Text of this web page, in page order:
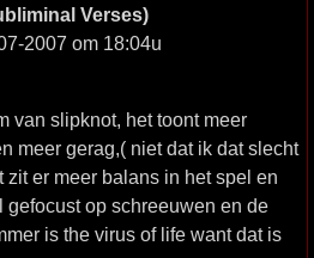
Verses)
2007 om 18:04u
van slipknot, het toont meer
meer gerag,( niet dat ik dat slecht
zit er meer balans in het spel en
gefocust op schreeuwen en de
is the virus of life want dat is